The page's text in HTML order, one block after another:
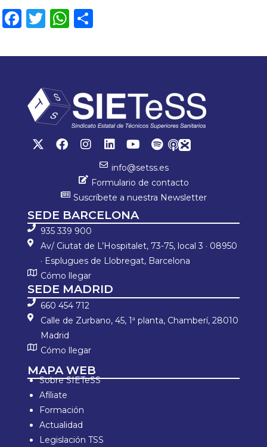
Fa
ce
b
ok
T
wi
tt
W
h
at
p
p
m
ar
tir
info@setss.es
Formulario de contacto
Suscríbete a nuestra Newsletter
SEDE BARCELONA
935 339 900
Av/ Ciutat de L’Hospitalet, 73-75, local 3 · 08950
· Esplugues de Llobregat, Barcelona
Cómo llegar
SEDE MADRID
660 454 712
Calle de Zurbano, 45, 1ª planta, Chamberí, 28010
Madrid
Cómo llegar
MAPA WEB
Sobre SIETeSS
Afíliate
Formación
Actualidad
Legislación TSS